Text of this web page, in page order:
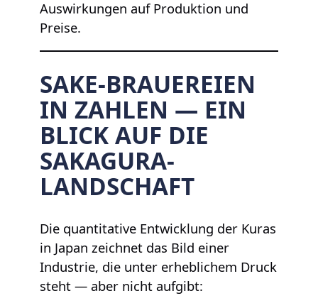
Auswirkungen auf Produktion und
Preise.
SAKE-BRAUEREIEN
IN ZAHLEN — EIN
BLICK AUF DIE
SAKAGURA-
LANDSCHAFT
Die quantitative Entwicklung der Kuras
in Japan zeichnet das Bild einer
Industrie, die unter erheblichem Druck
steht — aber nicht aufgibt: